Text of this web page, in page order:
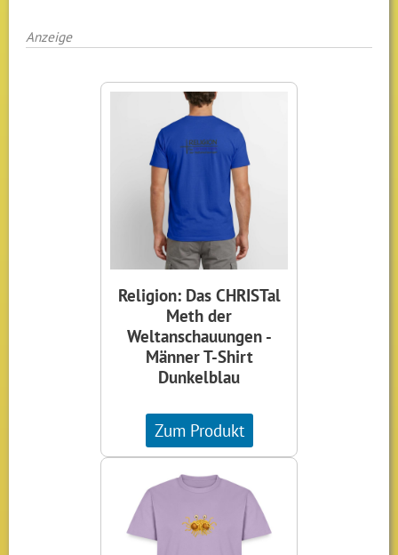
Anzeige
Religion: Das CHRISTal
Meth der
Weltanschauungen -
Männer T-Shirt
Dunkelblau
Zum Produkt